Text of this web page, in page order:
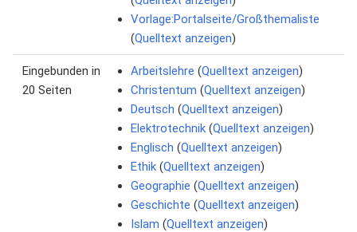
Vorlage:Portalseite/Großthemaliste
(Quelltext anzeigen)
Eingebunden in
20 Seiten
Arbeitslehre (Quelltext anzeigen)
Christentum (Quelltext anzeigen)
Deutsch (Quelltext anzeigen)
Elektrotechnik (Quelltext anzeigen)
Englisch (Quelltext anzeigen)
Ethik (Quelltext anzeigen)
Geographie (Quelltext anzeigen)
Geschichte (Quelltext anzeigen)
Islam (Quelltext anzeigen)